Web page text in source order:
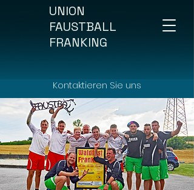
UNION
FAUSTBALL
FRANKING
Kontaktieren Sie uns